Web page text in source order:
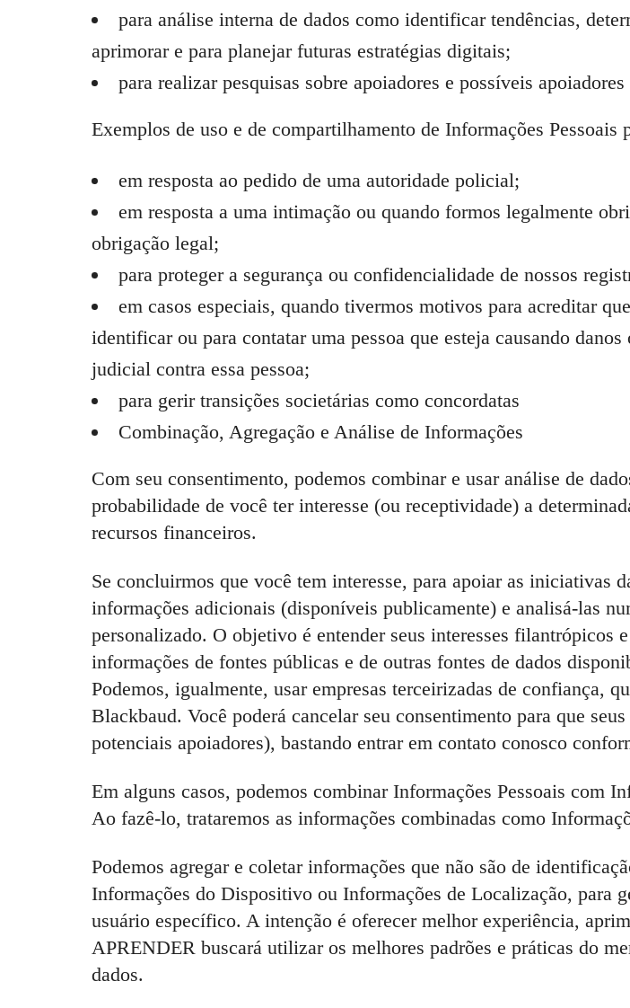
para análise interna de dados como identificar tendências,
aprimorar e para planejar futuras estratégias digitais;
para realizar pesquisas sobre apoiadores e possíveis apoiadores
Exemplos de uso e de compartilhamento de Informações
em resposta ao pedido de uma autoridade policial;
em resposta a uma intimação ou quando formos legalmente
obrigação legal;
para proteger a segurança ou confidencialidade de nossos
em casos especiais, quando tivermos motivos para acreditar
identificar ou para contatar uma pessoa que esteja causando
judicial contra essa pessoa;
para gerir transições societárias como concordatas
Combinação, Agregação e Análise de Informações
Com seu consentimento, podemos combinar e usar análise de
probabilidade de você ter interesse (ou receptividade) a
recursos financeiros.
Se concluirmos que você tem interesse, para apoiar as
informações adicionais (disponíveis publicamente) e analisá-las
personalizado. O objetivo é entender seus interesses filantrópicos
informações de fontes públicas e de outras fontes de dados
Podemos, igualmente, usar empresas terceirizadas de confiança,
Blackbaud. Você poderá cancelar seu consentimento para que
potenciais apoiadores), bastando entrar em contato conosco
Em alguns casos, podemos combinar Informações Pessoais com
Ao fazê-lo, trataremos as informações combinadas como
Podemos agregar e coletar informações que não são de
Informações do Dispositivo ou Informações de Localização, para
usuário específico. A intenção é oferecer melhor experiência,
APRENDER buscará utilizar os melhores padrões e práticas do
dados.